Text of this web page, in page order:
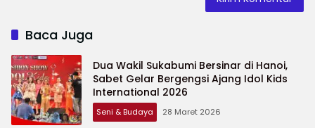
Baca Juga
Dua Wakil Sukabumi Bersinar di Hanoi,
Sabet Gelar Bergengsi Ajang Idol Kids
International 2026
Seni & Budaya 28 Maret 2026